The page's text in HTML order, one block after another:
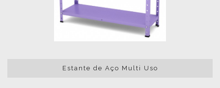
Estante de Aço Multi Uso